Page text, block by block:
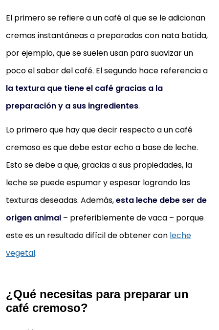
El primero se refiere a un café al que se le adicionan
cremas instantáneas o preparadas con nata batida,
por ejemplo, que se suelen usan para suavizar un
poco el sabor del café. El segundo hace referencia a
la textura que tiene el café gracias a la
preparación y a sus ingredientes.
Lo primero que hay que decir respecto a un café
cremoso es que debe estar echo a base de leche.
Esto se debe a que, gracias a sus propiedades, la
leche se puede espumar y espesar logrando las
texturas deseadas. Además,esta leche debe ser de
origen animal – preferiblemente de vaca – porque
este es un resultado difícil de obtener con leche
vegetal.
¿Qué necesitas para preparar un
café cremoso?